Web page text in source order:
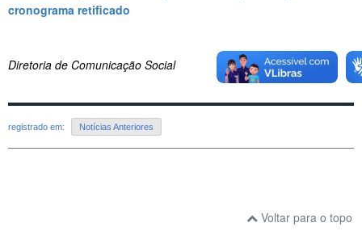
cronograma retificado
Diretoria de Comunicação Social
registrado em: Notícias Anteriores
Voltar para o topo